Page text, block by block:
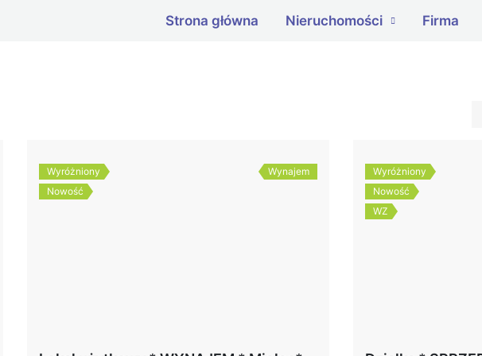
Strona główna Nieruchomości Firma
Wyróżniony
Nowość
Wynajem
Wyróżniony
Nowość
WZ